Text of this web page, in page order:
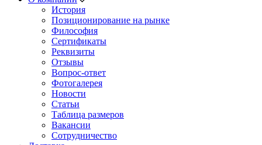
История
Позиционирование на рынке
Философия
Сертификаты
Реквизиты
Отзывы
Вопрос-ответ
Фотогалерея
Новости
Статьи
Таблица размеров
Вакансии
Сотрудничество